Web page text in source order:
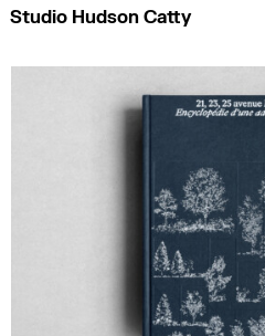
Studio Hudson Catty